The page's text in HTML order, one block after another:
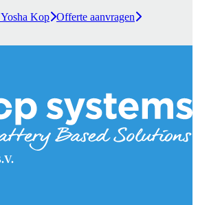
Kop Offerte aanvragen